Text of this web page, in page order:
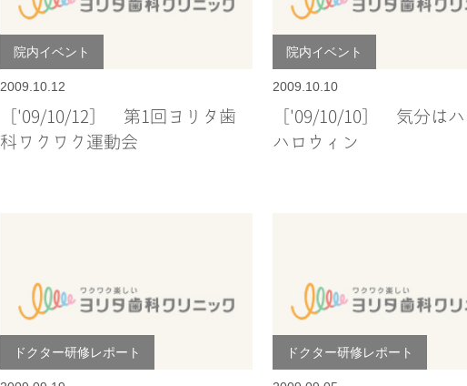
院内イベント
2009.10.12
［'09/10/12］ 第1回ヨリタ歯
科ワクワク運動会
院内イベント
2009.10.10
［'09/10/10］ 気分は
ハロウィン
ドクター研修レポート ドクター研修レポート